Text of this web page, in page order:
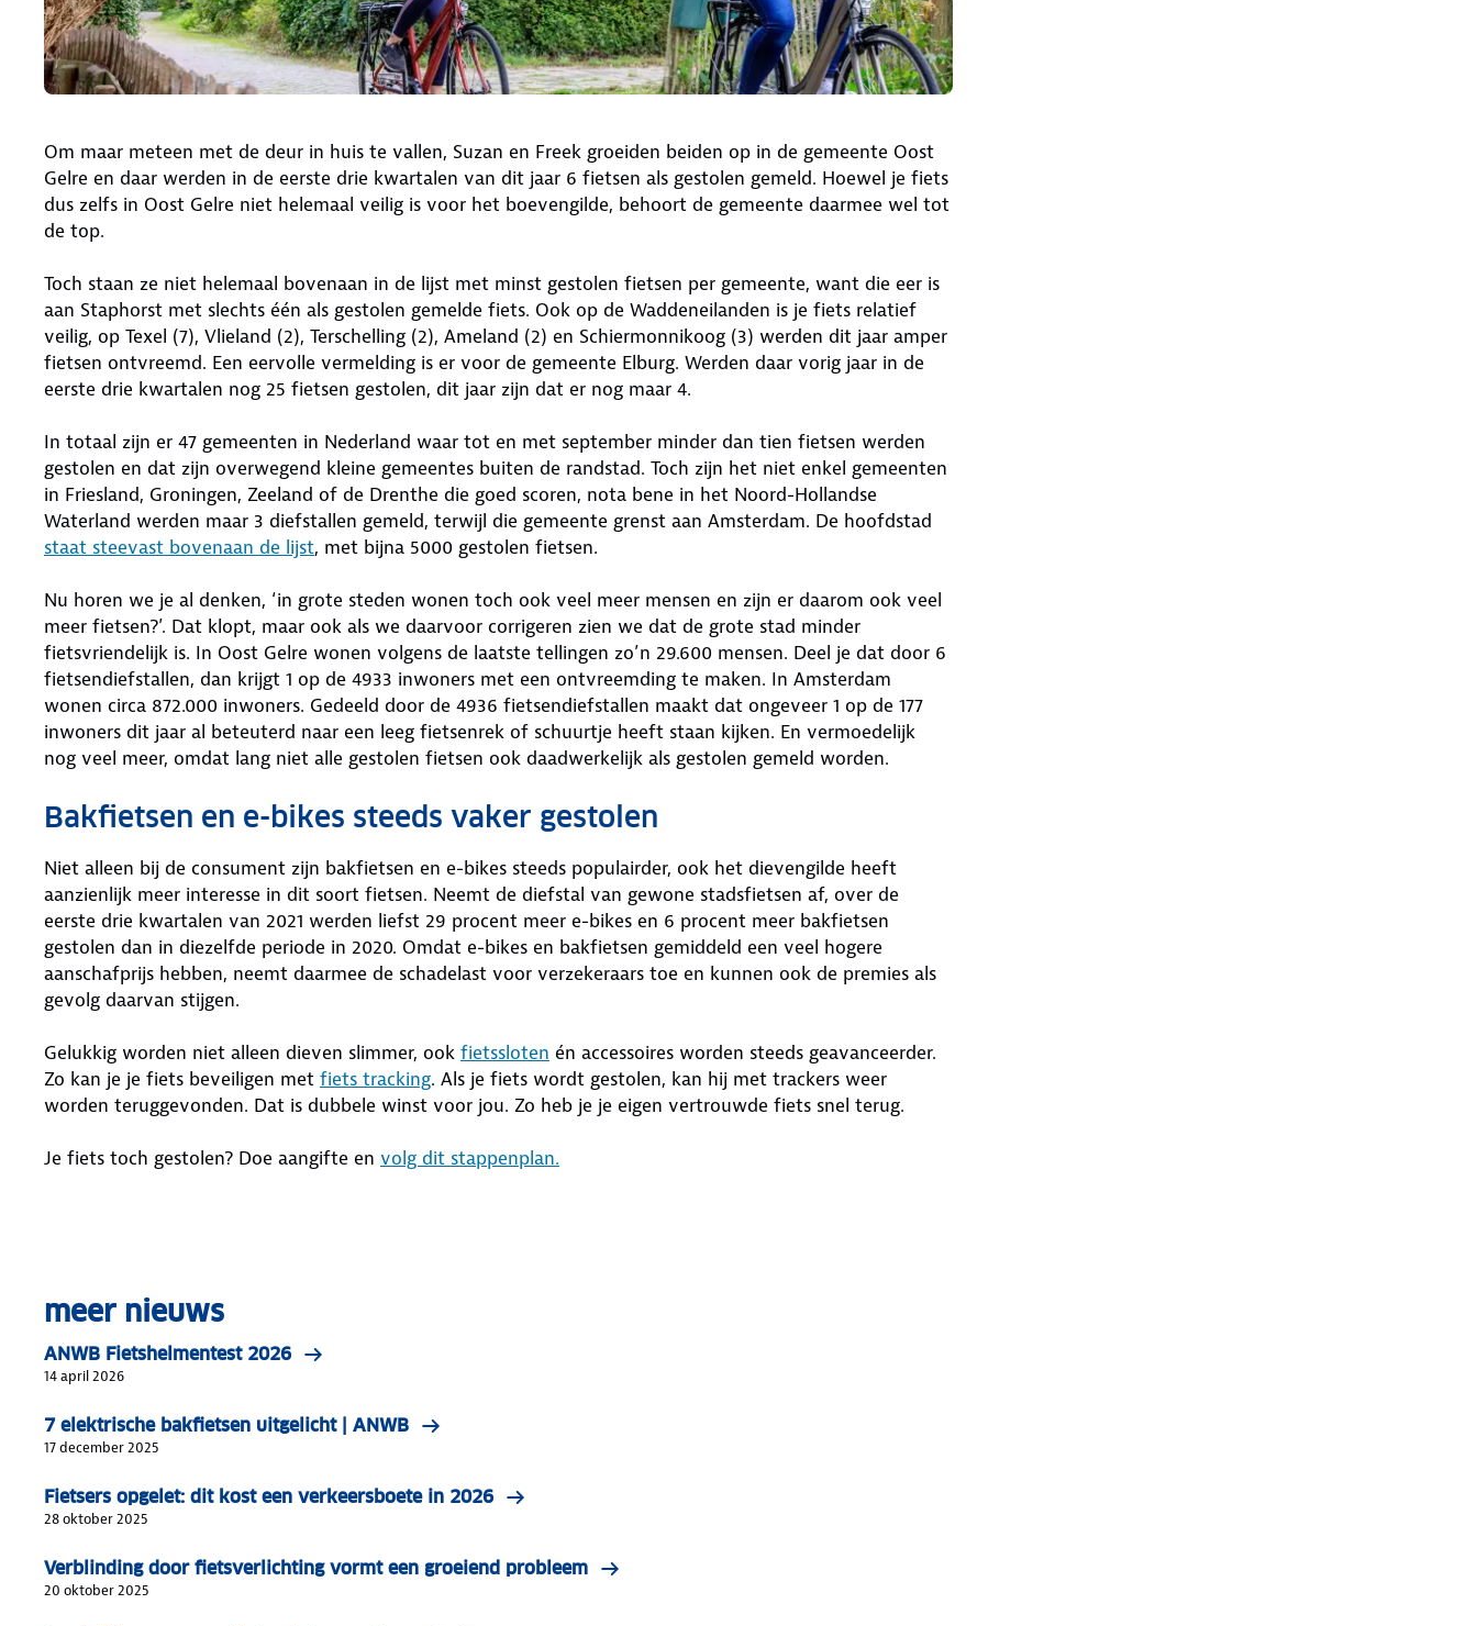
Om maar meteen met de deur in huis te vallen, Suzan en Freek groeiden beiden op in de gemeente Oost
Gelre en daar werden in de eerste drie kwartalen van dit jaar 6 fietsen als gestolen gemeld. Hoewel je fiets
dus zelfs in Oost Gelre niet helemaal veilig is voor het boevengilde, behoort de gemeente daarmee wel tot
de top.
Toch staan ze niet helemaal bovenaan in de lijst met minst gestolen fietsen per gemeente, want die eer is
aan Staphorst met slechts één als gestolen gemelde fiets. Ook op de Waddeneilanden is je fiets relatief
veilig, op Texel (7), Vlieland (2), Terschelling (2), Ameland (2) en Schiermonnikoog (3) werden dit jaar amper
fietsen ontvreemd. Een eervolle vermelding is er voor de gemeente Elburg. Werden daar vorig jaar in de
eerste drie kwartalen nog 25 fietsen gestolen, dit jaar zijn dat er nog maar 4.
In totaal zijn er 47 gemeenten in Nederland waar tot en met september minder dan tien fietsen werden
gestolen en dat zijn overwegend kleine gemeentes buiten de randstad. Toch zijn het niet enkel gemeenten
in Friesland, Groningen, Zeeland of de Drenthe die goed scoren, nota bene in het Noord-Hollandse
Waterland werden maar 3 diefstallen gemeld, terwijl die gemeente grenst aan Amsterdam. De hoofdstad
staat steevast bovenaan de lijst, met bijna 5000 gestolen fietsen.
Nu horen we je al denken, ‘in grote steden wonen toch ook veel meer mensen en zijn er daarom ook veel
meer fietsen?’. Dat klopt, maar ook als we daarvoor corrigeren zien we dat de grote stad minder
fietsvriendelijk is. In Oost Gelre wonen volgens de laatste tellingen zo’n 29.600 mensen. Deel je dat door 6
fietsendiefstallen, dan krijgt 1 op de 4933 inwoners met een ontvreemding te maken. In Amsterdam
wonen circa 872.000 inwoners. Gedeeld door de 4936 fietsendiefstallen maakt dat ongeveer 1 op de 177
inwoners dit jaar al beteuterd naar een leeg fietsenrek of schuurtje heeft staan kijken. En vermoedelijk
nog veel meer, omdat lang niet alle gestolen fietsen ook daadwerkelijk als gestolen gemeld worden.
Bakfietsen en e-bikes steeds vaker gestolen
Niet alleen bij de consument zijn bakfietsen en e-bikes steeds populairder, ook het dievengilde heeft
aanzienlijk meer interesse in dit soort fietsen. Neemt de diefstal van gewone stadsfietsen af, over de
eerste drie kwartalen van 2021 werden liefst 29 procent meer e-bikes en 6 procent meer bakfietsen
gestolen dan in diezelfde periode in 2020. Omdat e-bikes en bakfietsen gemiddeld een veel hogere
aanschafprijs hebben, neemt daarmee de schadelast voor verzekeraars toe en kunnen ook de premies als
gevolg daarvan stijgen.
Gelukkig worden niet alleen dieven slimmer, ook fietssloten én accessoires worden steeds geavanceerder.
Zo kan je je fiets beveiligen met fiets tracking. Als je fiets wordt gestolen, kan hij met trackers weer
worden teruggevonden. Dat is dubbele winst voor jou. Zo heb je je eigen vertrouwde fiets snel terug.
Je fiets toch gestolen? Doe aangifte en volg dit stappenplan.
meer nieuws
ANWB Fietshelmentest 2026
14 april 2026
7 elektrische bakfietsen uitgelicht | ANWB
17 december 2025
Fietsers opgelet: dit kost een verkeersboete in 2026
28 oktober 2025
Verblinding door fietsverlichting vormt een groeiend probleem
20 oktober 2025